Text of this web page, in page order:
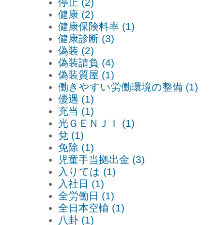
停止 (2)
健康 (2)
健康保険料率 (1)
健康診断 (3)
偽装 (2)
偽装請負 (4)
偽装質屋 (1)
働きやすい労働環境の整備 (1)
優遇 (1)
充当 (1)
光ＧＥＮＪＩ (1)
兌 (1)
免除 (1)
児童手当拠出金 (3)
入りては (1)
入社日 (1)
全労働日 (1)
全日本空輸 (1)
八卦 (1)